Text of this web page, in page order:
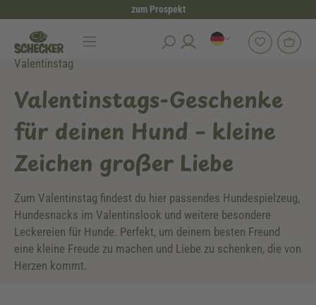
zum Prospekt
Valentinstag
Valentinstags-Geschenke
für deinen Hund – kleine
Zeichen großer Liebe
Zum Valentinstag findest du hier passendes Hundespielzeug,
Hundesnacks im Valentinslook und weitere besondere
Leckereien für Hunde. Perfekt, um deinem besten Freund
eine kleine Freude zu machen und Liebe zu schenken, die von
Herzen kommt.